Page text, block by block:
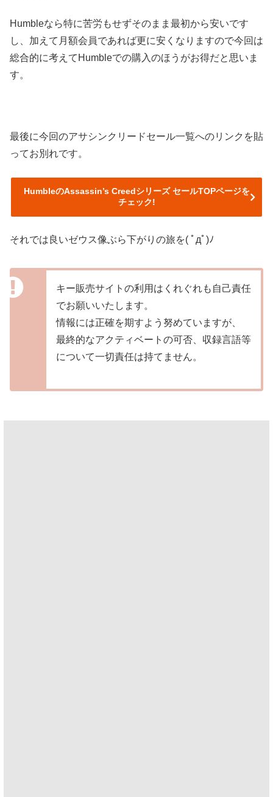
Humbleなら特に苦労もせずそのまま最初から安いです
し、加えて月額会員であれば更に安くなりますので今回は
総合的に考えてHumbleでの購入のほうがお得だと思いま
す。
最後に今回のアサシンクリードセール一覧へのリンクを貼
ってお別れです。
HumbleのAssassin’s Creedシリーズ セールTOPページを
チェック!
それでは良いゼウス像ぶら下がりの旅を( ﾟдﾟ)ﾉ
キー販売サイトの利用はくれぐれも自己責任
でお願いいたします。
情報には正確を期すよう努めていますが、
最終的なアクティベートの可否、収録言語等
について一切責任は持てません。